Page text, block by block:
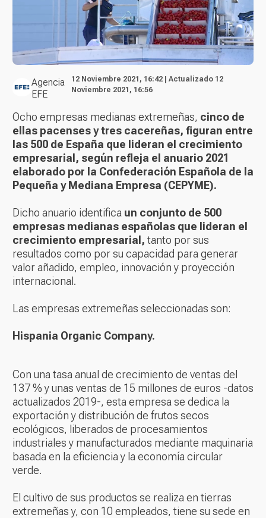
Agencia
EFE
12 Noviembre 2021, 16:42 | Actualizado 12
Noviembre 2021, 16:56
Ocho empresas medianas extremeñas, cinco de
ellas pacenses y tres cacereñas, figuran entre
las 500 de España que lideran el crecimiento
empresarial, según refleja el anuario 2021
elaborado por la Confederación Española de la
Pequeña y Mediana Empresa (CEPYME).
Dicho anuario identifica un conjunto de 500
empresas medianas españolas que lideran el
crecimiento empresarial, tanto por sus
resultados como por su capacidad para generar
valor añadido, empleo, innovación y proyección
internacional.
Las empresas extremeñas seleccionadas son:
Hispania Organic Company.
Con una tasa anual de crecimiento de ventas del
137 % y unas ventas de 15 millones de euros -datos
actualizados 2019-, esta empresa se dedica la
exportación y distribución de frutos secos
ecológicos, liberados de procesamientos
industriales y manufacturados mediante maquinaria
basada en la eficiencia y la economía circular
verde.
El cultivo de sus productos se realiza en tierras
extremeñas y, con 10 empleados, tiene su sede en